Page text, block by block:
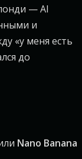
— AI
и
«у меня есть
до
Nano Banana